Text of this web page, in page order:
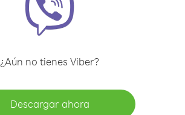
¿Aún no tienes Viber?
Descargar ahora